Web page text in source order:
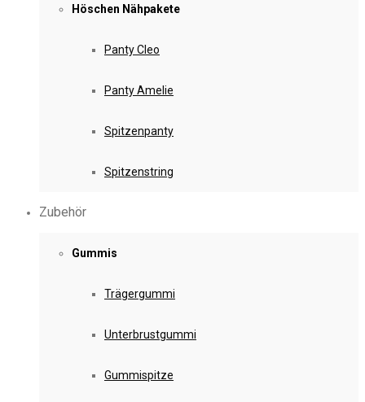
Höschen Nähpakete
Panty Cleo
Panty Amelie
Spitzenpanty
Spitzenstring
Zubehör
Gummis
Trägergummi
Unterbrustgummi
Gummispitze